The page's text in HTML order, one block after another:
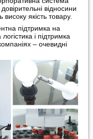
відносини
якість товару.
підтримка на
і підтримка
– очевидні